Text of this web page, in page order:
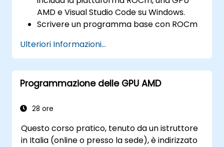
AMD e Visual Studio Code su Windows.
Scrivere un programma base con ROCm
sulla GPU e recuperare i risultati dalla
memoria della stessa.
Utilizzare l’API di ROCm per interrogare le
informazioni sul dispositivo, allocare e
host e device, lanciare kernel e
Scrivere kernel che vengono eseguiti sulla
GPU e manipolano i dati utilizzando il
Ulteriori Informazioni...
Programmazione delle GPU AMD
28 ore
Questo corso pratico, tenuto da un istruttore
in Italia (online o presso la sede), è indirizzato